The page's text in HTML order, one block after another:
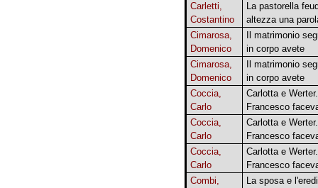
Carletti,
Costantino
La pastorella
altezza una
Cimarosa,
Domenico
Il matrimonio
in corpo avete
Cimarosa,
Domenico
Il matrimonio
in corpo avete
Coccia,
Carlo
Carlotta e
Francesco
Coccia,
Carlo
Carlotta e
Francesco
Coccia,
Carlo
Carlotta e
Francesco
Combi,
La sposa e